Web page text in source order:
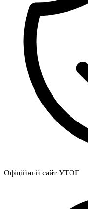
Реєстр
товариства
Підготовка
Офіційний сайт УТОГ